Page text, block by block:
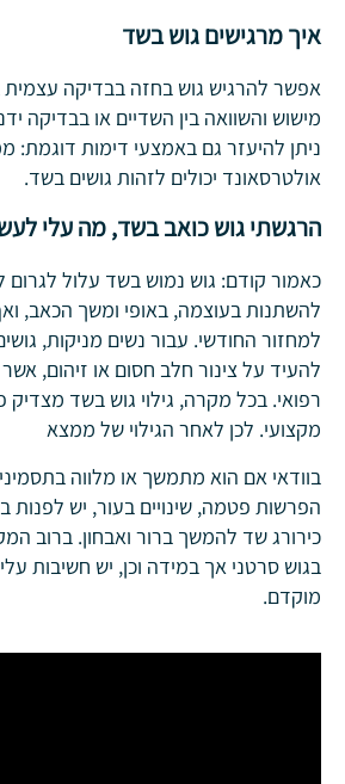
איך מרגישים גוש בשד
אפשר להרגיש גוש בחזה בבדיקה עצמית
מישוש והשוואה בין השדיים או בבדיקה
ניתן להיעזר גם באמצעי דימות דוגמת:
אולטרסאונד יכולים לזהות גושים בשד.
הרגשתי גוש כואב בשד, מה עלי
כאמור קודם: גוש נמוש בשד עלול לגרום
להשתנות בעוצמה, באופי ומשך הכאב,
למחזור החודשי. עבור נשים מניקות,
להעיד על צינור חלב חסום או זיהום,
רפואי. בכל מקרה, גילוי גוש בשד מצדיק
מקצועי. לכן לאחר הגילוי של ממצא
בוודאי אם הוא מתמשך או מלווה
הפרשות פטמה, שינויים בעור, יש לפנות
כירורג שד להמשך ברור ואבחון. ברוב
בגוש סרטני אך במידה וכן, יש חשיבות
מוקדם.